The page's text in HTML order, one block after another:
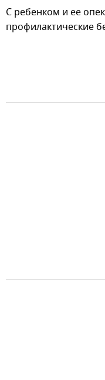
С ребенком и ее
профилактические